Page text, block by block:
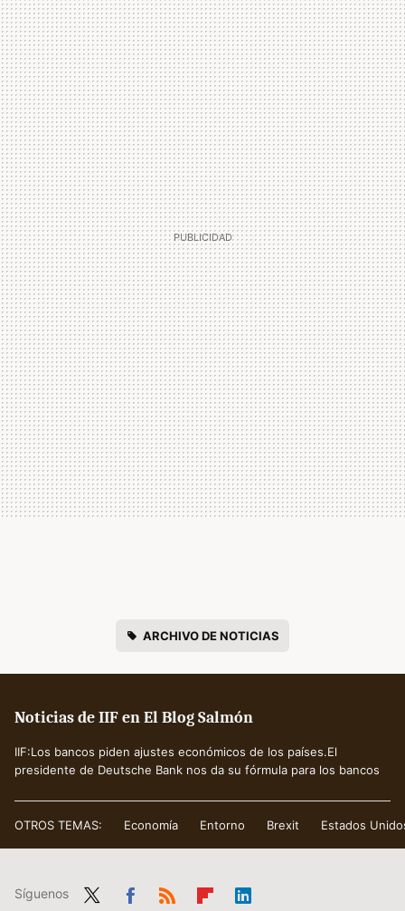
ARCHIVO DE NOTICIAS
Noticias de IIF en El Blog Salmón
IIF:Los bancos piden ajustes económicos de los países.El
presidente de Deutsche Bank nos da su fórmula para los bancos
OTROS TEMAS: Economía Entorno Brexit Estados
Síguenos